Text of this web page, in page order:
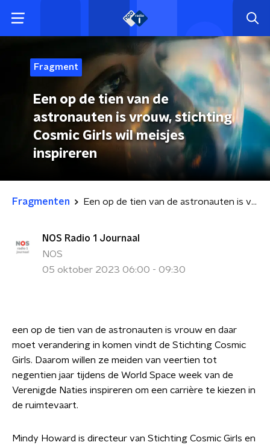
Fragment
Een op de tien van de
astronauten is vrouw, stichting
Cosmic Girls wil meisjes
inspireren
Fragmenten Een op de tien van de astronauten is vrouw, stichting Cosmic Girls wil meisjes inspireren
NOS Radio 1 Journaal
NOS
05 oktober 2023 06:00 - 09:30
een op de tien van de astronauten is vrouw en daar
moet verandering in komen vindt de Stichting Cosmic
Girls. Daarom willen ze meiden van veertien tot
negentien jaar tijdens de World Space week van de
Verenigde Naties inspireren om een carrière te kiezen in
de ruimtevaart.
Mindy Howard is directeur van Stichting Cosmic Girls en